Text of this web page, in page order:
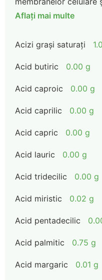
Aflați mai multe
Acizi grași saturați
Acid butiric 0.00 g
Acid caproic 0.00 g
Acid caprilic 0.00 g
Acid capric 0.00 g
Acid lauric 0.00 g
Acid tridecilic 0.00 g
Acid miristic 0.02 g
Acid pentadecilic
Acid palmitic 0.75 g
Acid margaric 0.01 g